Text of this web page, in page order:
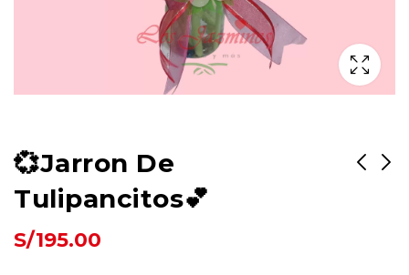
💞Jarron De
Tulipancitos💕
S/195.00